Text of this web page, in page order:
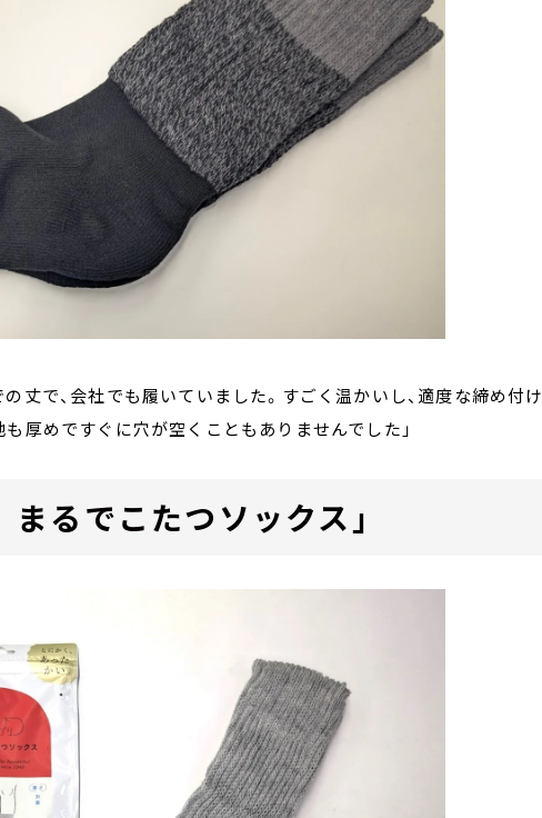
丈で、会社でも履いていました。すごく温かいし、適度な締め付け
厚めですぐに穴が空くこともありませんでした」
るでこたつソックス」